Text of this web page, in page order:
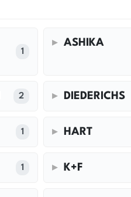
1
ASHIKA
2 DIEDERICHS
1 HART
1 K+F